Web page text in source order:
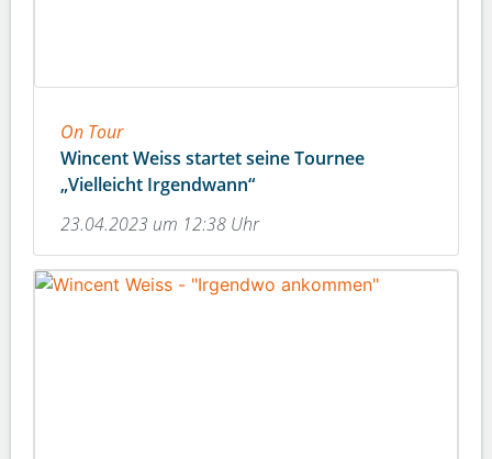
On Tour
Wincent Weiss startet seine Tournee
„Vielleicht Irgendwann“
23.04.2023 um 12:38 Uhr